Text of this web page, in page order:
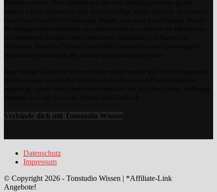
Verbinde dich mit Tonstudio Wissen
Datenschutz
Impressum
© Copyright 2026 - Tonstudio Wissen | *Affiliate-Link
Angebote!